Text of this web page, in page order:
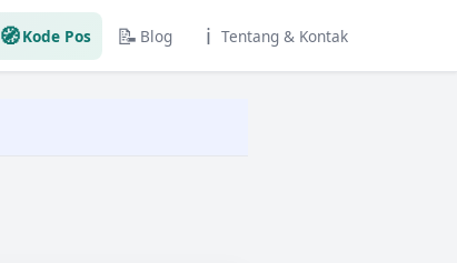
🧭Kode Pos 📝 Blog ℹ️ Tentang & Kontak